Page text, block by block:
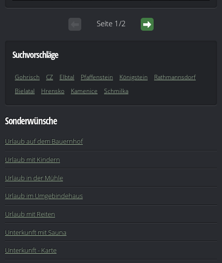
Seite 1/2
Suchvorschläge
Gohrisch CZ Elbtal Pfaffenstein Königstein
Rathmannsdorf
Bielatal
Hrensko Kamenice Schmilka
Sonderwünsche
Urlaub auf dem Bauernhof
Urlaub mit Kindern
Urlaub in der Mühle
Urlaub im Umgebindehaus
Urlaub mit Reiten
Unterkunft mit Sauna
Unterkunft - Karte